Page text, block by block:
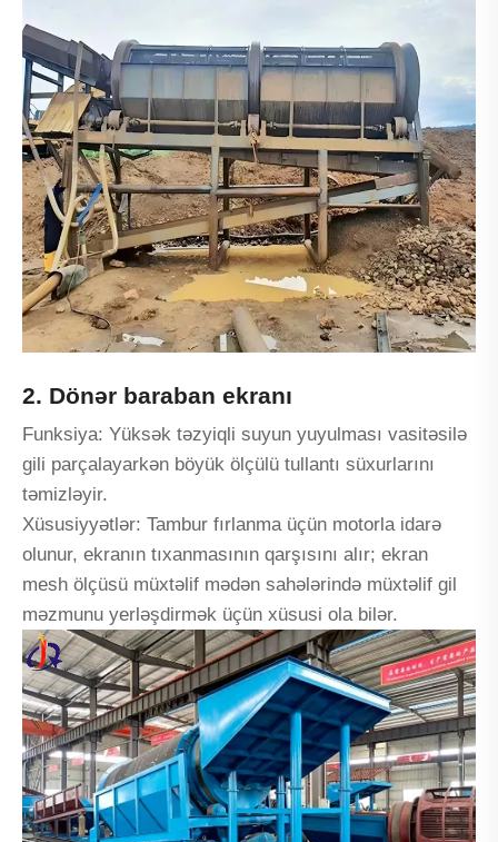
2. Dönər baraban ekranı
Funksiya: Yüksək təzyiqli suyun yuyulması vasitəsilə
gili parçalayarkən böyük ölçülü tullantı süxurlarını
təmizləyir.
Xüsusiyyətlər: Tambur fırlanma üçün motorla idarə
olunur, ekranın tıxanmasının qarşısını alır; ekran
mesh ölçüsü müxtəlif mədən sahələrində müxtəlif gil
məzmunu yerləşdirmək üçün xüsusi ola bilər.